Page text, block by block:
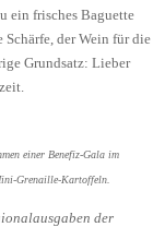
ein frisches Baguette
der Wein für die
Grundsatz: Lieber
einer Benefiz-Gala im
Grenaille-Kartoffeln.
der